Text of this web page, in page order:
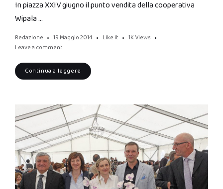
In piazza XXIV giugno il punto vendita della cooperativa
Wipala …
Redazione 19 Maggio 2014 Like it 1K Views
Leave a comment
Continua a leggere